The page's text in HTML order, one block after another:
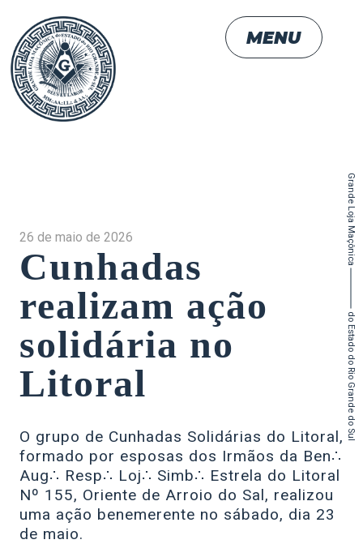
Grande Loja Maçônica
do Estado do Rio Grande do Sul
MENU
26 de maio de 2026
Cunhadas
realizam ação
solidária no
Litoral
O grupo de Cunhadas Solidárias do Litoral,
formado por esposas dos Irmãos da Ben∴
Aug∴ Resp∴ Loj∴ Simb∴ Estrela do Litoral
Nº 155, Oriente de Arroio do Sal, realizou
uma ação benemerente no sábado, dia 23
de maio.